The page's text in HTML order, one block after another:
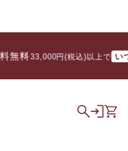
/ 33,000円(税込)以上で いつでも